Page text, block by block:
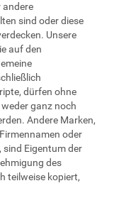
andere
sind oder diese
Unsere
auf den
dürfen ohne
ganz noch
Andere Marken,
oder
sind Eigentum der
des
teilweise kopiert,